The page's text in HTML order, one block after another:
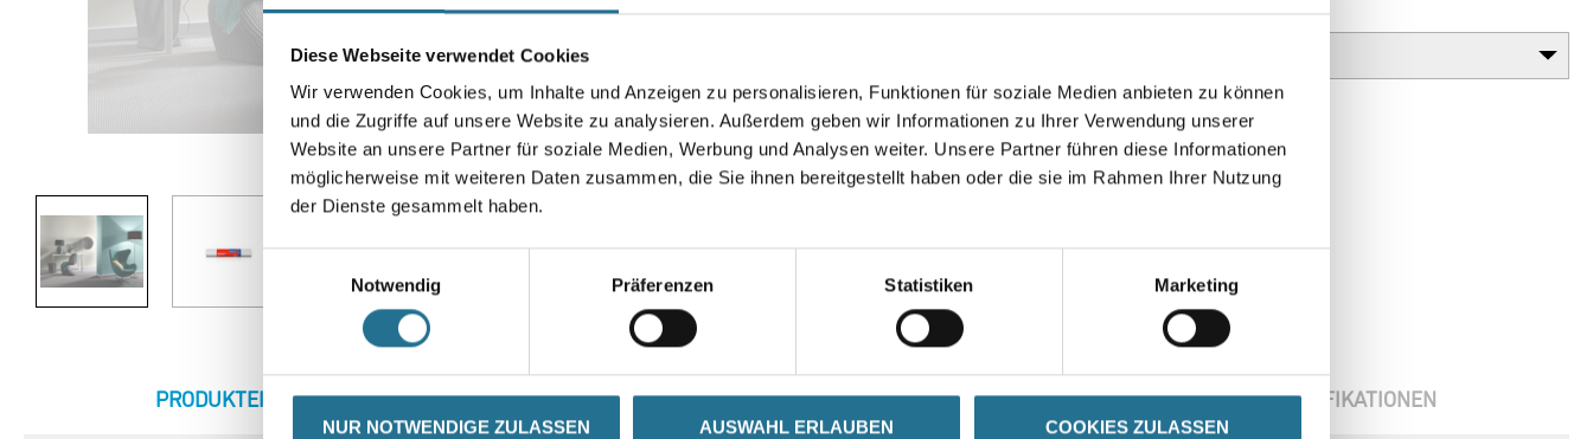
Diese Webseite verwendet Cookies
Wir verwenden Cookies, um Inhalte und Anzeigen zu personalisieren, Funktionen für soziale Medien anbieten zu können
und die Zugriffe auf unsere Website zu analysieren. Außerdem geben wir Informationen zu Ihrer Verwendung unserer
Website an unsere Partner für soziale Medien, Werbung und Analysen weiter. Unsere Partner führen diese Informationen
möglicherweise mit weiteren Daten zusammen, die Sie ihnen bereitgestellt haben oder die sie im Rahmen Ihrer Nutzung
der Dienste gesammelt haben.
Notwendig
Präferenzen Statistiken Marketing
NUR NOTWENDIGE ZULASSEN AUSWAHL ERLAUBEN COOKIES ZULASSEN
Abbildung ähnlich
Breite in centimeter Gebinde
Umrechnungsfaktoren
CURRENT
PRODUKTEIGENSCHAFTEN ZUSATZINFOS GEFAHRENHINWEISE DATENBLÄTTER SPEZIFIKATIONEN